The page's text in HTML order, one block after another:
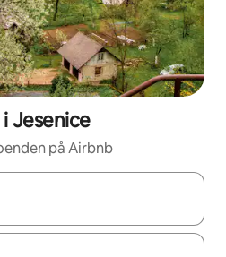
Jesenice
på Airbnb
kan du navigera med upp- och